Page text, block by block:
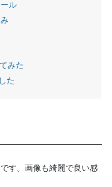
ル
みた
た
す。画像も綺麗で良い感